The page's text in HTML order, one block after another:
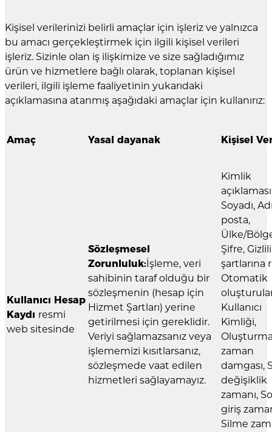
Kişisel verilerinizi belirli amaçlar için işleriz ve yalnızca
bu amacı gerçekleştirmek için ilgili kişisel verileri
işleriz. Sizinle olan iş ilişkimize ve size sağladığımız
ürün ve hizmetlere bağlı olarak, toplanan kişisel
verileri, ilgili işleme faaliyetinin yukarıdaki
açıklamasına atanmış aşağıdaki amaçlar için kullanırız:
Amaç Yasal dayanak Kişisel
Kullanıcı Hesap
Kaydı resmi
web sitesinde
Sözleşmesel
Zorunluluk:İşleme, veri
sahibinin taraf olduğu bir
sözleşmenin (hesap için
Hizmet Şartları) yerine
getirilmesi için gereklidir.
Veriyi sağlamazsanız veya
işlememizi kısıtlarsanız,
sözleşmede vaat edilen
hizmetleri sağlayamayız.
Kimlik
Soyadı,
posta,
Ülke/
Şifre,
şartlarına
Otomatik
Kullanıcı
Kimliği,
zaman
damgası,
değişiklik
zamanı,
giriş
Silme